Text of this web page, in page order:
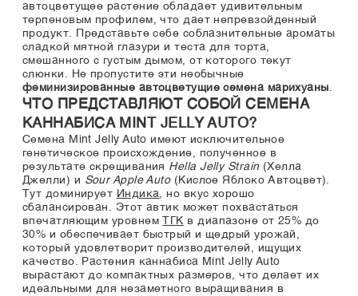
автоцветущее растение обладает удивительным
терпеновым профилем, что дает непревзойденный
продукт. Представьте себе соблазнительные ароматы
сладкой мятной глазури и теста для торта,
смешанного с густым дымом, от которого текут
слюнки. Не пропустите эти необычные
феминизированные автоцветущие семена марихуаны.
ЧТО ПРЕДСТАВЛЯЮТ СОБОЙ СЕМЕНА
КАННАБИСА MINT JELLY AUTO?
Семена Mint Jelly Auto имеют исключительное
генетическое происхождение, полученное в
результате скрещивания Hella Jelly Strain(Хелла
Джелли) и Sour Apple Auto(Кислое Яблоко Автоцвет).
Тут доминирует Индика, но вкус хорошо
сбалансирован. Этот автик может похвастаться
впечатляющим уровнем
ТГК в диапазоне от 25% до
30% и обеспечивает быстрый и щедрый урожай,
который удовлетворит производителей, ищущих
качество. Растения каннабиса Mint Jelly Auto
вырастают до компактных размеров, что делает их
идеальными для незаметного выращивания в